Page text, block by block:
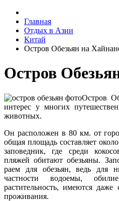
Главная
Отдых в Азии
Китай
Остров Обезьян на
Остров
Остров
интерес у многих
животных.
Он расположен в 80 км. от
общая площадь составляет
заповедник, где среди
пляжей обитают обезьяны.
раем для обезьян, ведь для
частности водоемы,
растительность, имеются
проживания.